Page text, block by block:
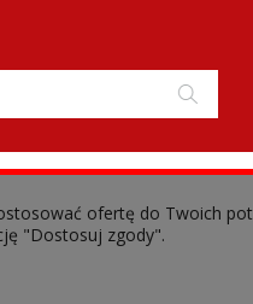
ofertę do Twoich
"Dostosuj zgody".